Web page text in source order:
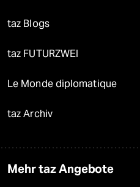
taz Blogs
taz FUTURZWEI
Le Monde diplomatique
taz Archiv
Mehr taz Angebote